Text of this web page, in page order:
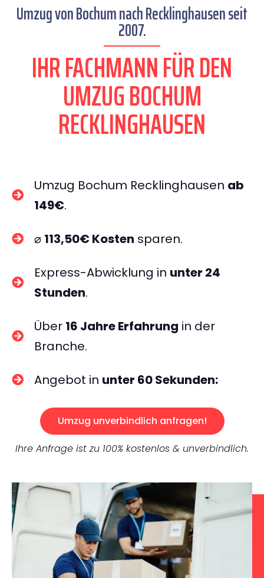
Umzug von Bochum nach Recklinghausen seit
2007.
IHR FACHMANN FÜR DEN
UMZUG BOCHUM
RECKLINGHAUSEN
Umzug Bochum Recklinghausen ab
149€.
⌀ 113,50€ Kosten sparen.
Express-Abwicklung in unter 24
Stunden.
Über 16 Jahre Erfahrung in der
Branche.
Angebot in unter 60 Sekunden:
Umzug unverbindlich anfragen!
Ihre Anfrage ist zu 100% kostenlos & unverbindlich.